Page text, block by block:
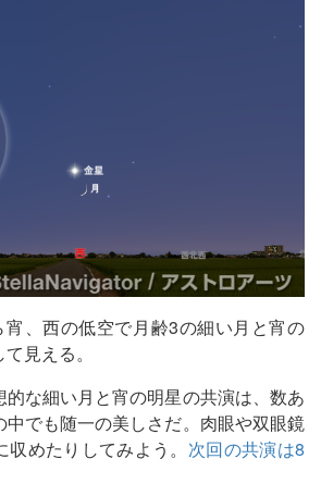
、西の低空で月齢3の細い月と宵の
見える。
な細い月と宵の明星の共演は、数あ
中でも随一の美しさだ。肉眼や双眼鏡
めたりしてみよう。 次回の共演は8